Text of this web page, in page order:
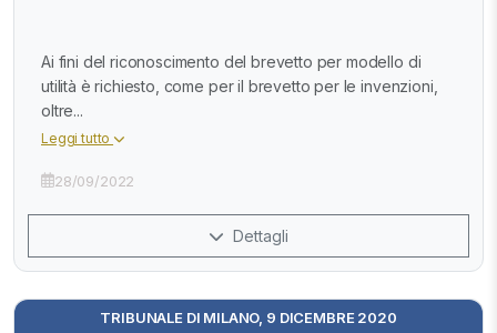
Ai fini del riconoscimento del brevetto per modello di
utilità è richiesto, come per il brevetto per le invenzioni,
oltre...
Leggi tutto
28/09/2022
Dettagli
TRIBUNALE DI MILANO, 9 DICEMBRE 2020